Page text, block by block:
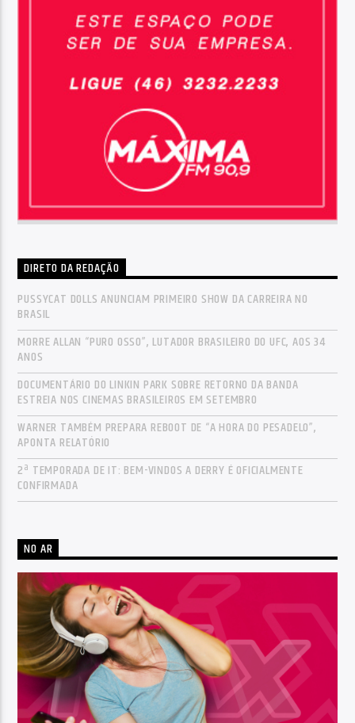
DIRETO DA REDAÇÃO
PUSSYCAT DOLLS ANUNCIAM PRIMEIRO SHOW DA CARREIRA NO
BRASIL
MORRE ALLAN “PURO OSSO”, LUTADOR BRASILEIRO DO UFC, AOS 34
ANOS
DOCUMENTÁRIO DO LINKIN PARK SOBRE RETORNO DA BANDA
ESTREIA NOS CINEMAS BRASILEIROS EM SETEMBRO
WARNER TAMBÉM PREPARA REBOOT DE “A HORA DO PESADELO”,
APONTA RELATÓRIO
2ª TEMPORADA DE IT: BEM-VINDOS A DERRY É OFICIALMENTE
CONFIRMADA
NO AR